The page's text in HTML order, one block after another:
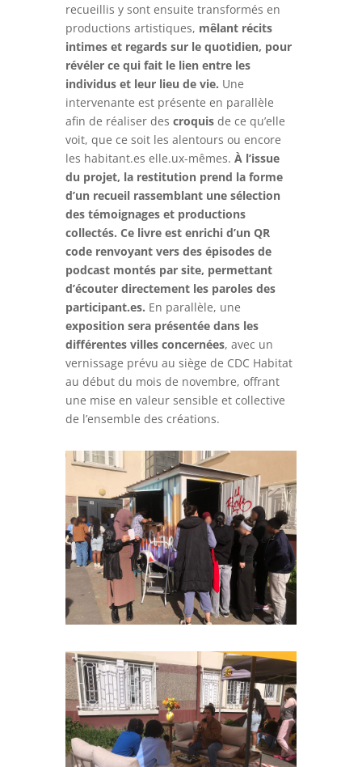
recueillis y sont ensuite transformés en
productions artistiques, mêlant récits
intimes et regards sur le quotidien, pour
révéler ce qui fait le lien entre les
individus et leur lieu de vie. Une
intervenante est présente en parallèle
afin de réaliser des croquisde ce qu’elle
voit, que ce soit les alentours ou encore
les habitant.es elle.ux-mêmes. À l’issue
du projet, la restitution prend la forme
d’un recueil rassemblant une sélection
des témoignages et productions
collectés. Ce livre est enrichi d’un QR
code renvoyant vers des épisodes de
podcast montés par site, permettant
d’écouter directement les paroles des
participant.es. En parallèle, une
exposition sera présentée dans les
différentes villes concernées, avec un
vernissage prévu au siège de CDC Habitat
au début du mois de novembre, offrant
une mise en valeur sensible et collective
de l’ensemble des créations.